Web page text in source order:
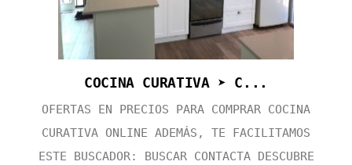
COCINA CURATIVA ➤ C...
OFERTAS EN PRECIOS PARA COMPRAR COCINA
CURATIVA ONLINE ADEMÁS, TE FACILITAMOS
ESTE BUSCADOR: BUSCAR CONTACTA DESCUBRE